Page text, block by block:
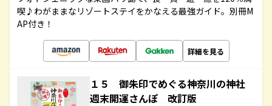
喫♪わがままなリゾートステイをかなえる最強ガイド。別冊M
AP付き！
詳細を見る
１５ 御朱印でめぐる神奈川の神社
週末開運さんぽ 改訂版